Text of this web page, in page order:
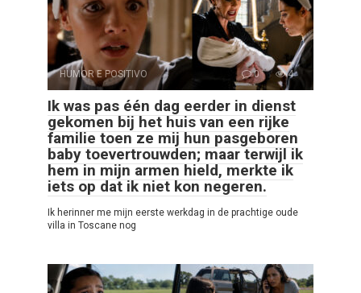
HUMOR E POSITIVO 0 4
Ik was pas één dag eerder in dienst
gekomen bij het huis van een rijke
familie toen ze mij hun pasgeboren
baby toevertrouwden; maar terwijl ik
hem in mijn armen hield, merkte ik
iets op dat ik niet kon negeren.
Ik herinner me mijn eerste werkdag in de prachtige oude
villa in Toscane nog